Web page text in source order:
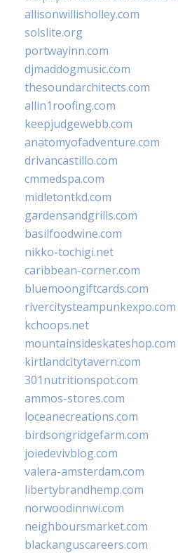
allisonwillisholley.com
solslite.org
portwayinn.com
djmaddogmusic.com
thesoundarchitects.com
allin1roofing.com
keepjudgewebb.com
anatomyofadventure.com
drivancastillo.com
cmmedspa.com
midletontkd.com
gardensandgrills.com
basilfoodwine.com
nikko-tochigi.net
caribbean-corner.com
bluemoongiftcards.com
rivercitysteampunkexpo.com
kchoops.net
mountainsideskateshop.com
kirtlandcitytavern.com
301nutritionspot.com
ammos-stores.com
loceanecreations.com
birdsongridgefarm.com
joiedevivblog.com
valera-amsterdam.com
libertybrandhemp.com
norwoodinnwi.com
neighboursmarket.com
blackanguscareers.com